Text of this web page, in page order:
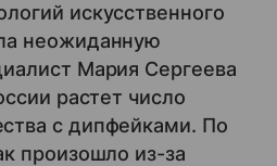
искусственного
неожиданную
Мария Сергеева
растет число
с дипфейками. По
произошло из-за